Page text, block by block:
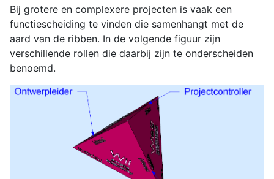
Bij grotere en complexere projecten is vaak een
functiescheiding te vinden die samenhangt met de
aard van de ribben. In de volgende figuur zijn
verschillende rollen die daarbij zijn te onderscheiden
benoemd.